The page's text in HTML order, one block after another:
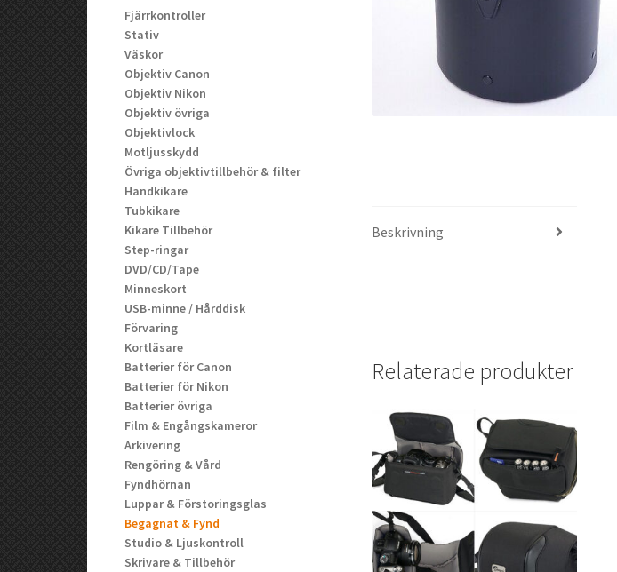
Beskrivning
Relaterade produkter
Fjärrkontroller
Stativ
Väskor
Objektiv Canon
Objektiv Nikon
Objektiv övriga
Objektivlock
Motljusskydd
Övriga objektivtillbehör & filter
Handkikare
Tubkikare
Kikare Tillbehör
Step-ringar
DVD/CD/Tape
Minneskort
USB-minne / Hårddisk
Förvaring
Kortläsare
Batterier för Canon
Batterier för Nikon
Batterier övriga
Film & Engångskameror
Arkivering
Rengöring & Vård
Fyndhörnan
Luppar & Förstoringsglas
Begagnat & Fynd
Studio & Ljuskontroll
Skrivare & Tillbehör